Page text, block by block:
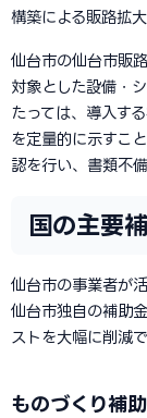
構築による販路拡大
仙台市の仙台市販
対象とした設備・
たっては、導入す
を定量的に示すこ
認を行い、書類不
国の主要
仙台市の事業者が
仙台市独自の補助
ストを大幅に削減で
ものづくり補